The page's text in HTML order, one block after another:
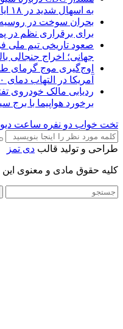
به اسهال شدید در ۱۸ ایالت آمریکا
بحران سوخت در
برای برقراری نظم در
صعود تاریخی تیم ملی
جهانی؛ اخراج جنجالی
اوج‌گیری موج گرمای
آمریکا در التهاب دمای ۱۱۰ درجه‌ای
ردیابی مالک خودروی
برخورد هواپیما با برج
تخت خواب دو نفره ساعت
طراحی و تولید قالب دی تمز
کلیه حقوق مادی و معنوی